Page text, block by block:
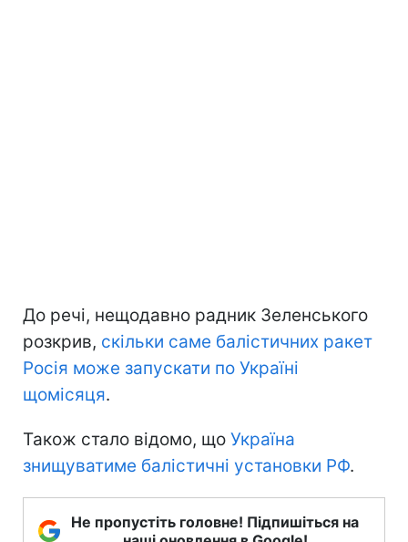
До речі, нещодавно радник Зеленського
розкрив, скільки саме балістичних ракет
Росія може запускати по Україні
щомісяця.
Також стало відомо, що Україна
знищуватиме балістичні установки РФ.
Не пропустіть головне! Підпишіться на